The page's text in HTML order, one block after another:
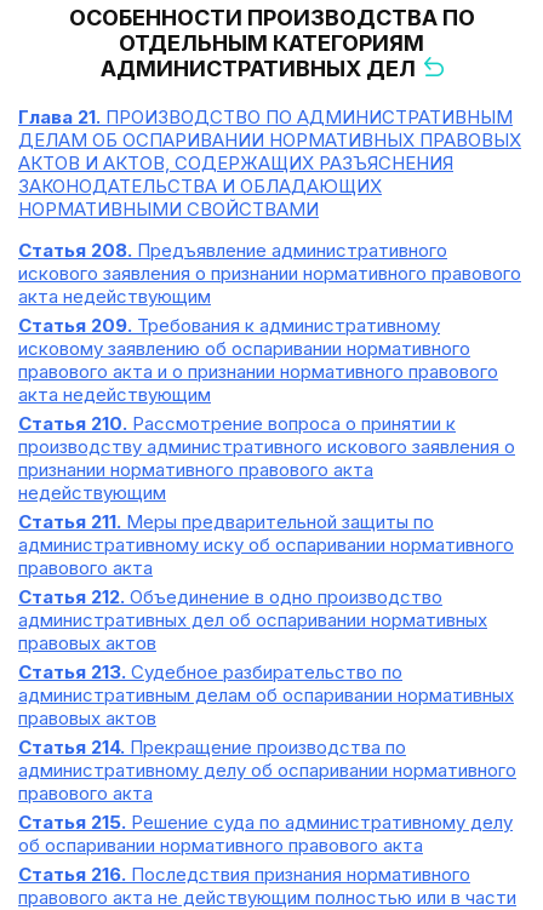
ОСОБЕННОСТИ ПРОИЗВОДСТВА ПО
ОТДЕЛЬНЫМ КАТЕГОРИЯМ
АДМИНИСТРАТИВНЫХ ДЕЛ
Глава 21. ПРОИЗВОДСТВО ПО АДМИНИСТРАТИВНЫМ
ДЕЛАМ ОБ ОСПАРИВАНИИ НОРМАТИВНЫХ ПРАВОВЫХ
АКТОВ И АКТОВ, СОДЕРЖАЩИХ РАЗЪЯСНЕНИЯ
ЗАКОНОДАТЕЛЬСТВА И ОБЛАДАЮЩИХ
НОРМАТИВНЫМИ СВОЙСТВАМИ
Статья 208. Предъявление административного
искового заявления о признании нормативного правового
акта недействующим
Статья 209. Требования к административному
исковому заявлению об оспаривании нормативного
правового акта и о признании нормативного правового
акта недействующим
Статья 210. Рассмотрение вопроса о принятии к
производству административного искового заявления о
признании нормативного правового акта
недействующим
Статья 211. Меры предварительной защиты по
административному иску об оспаривании нормативного
правового акта
Статья 212. Объединение в одно производство
административных дел об оспаривании нормативных
правовых актов
Статья 213. Судебное разбирательство по
административным делам об оспаривании нормативных
правовых актов
Статья 214. Прекращение производства по
административному делу об оспаривании нормативного
правового акта
Статья 215. Решение суда по административному делу
об оспаривании нормативного правового акта
Статья 216. Последствия признания нормативного
правового акта не действующим полностью или в части